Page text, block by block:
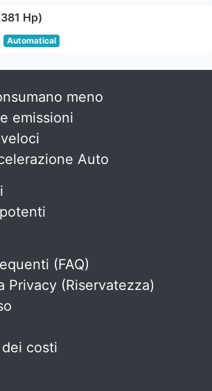
Hp)
Automatical
meno
emissioni
Auto
(FAQ)
Privacy (Riservatezza)
costi